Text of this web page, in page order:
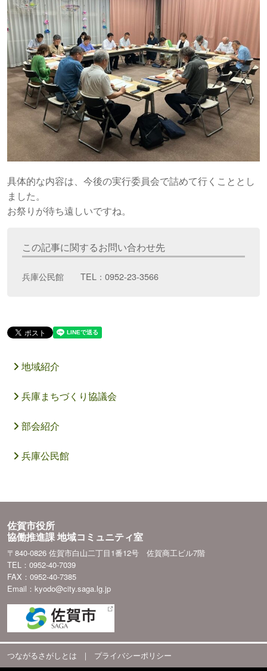
具体的な内容は、今後の実行委員会で詰めて行くこととし
ました。
お祭りが待ち遠しいですね。
この記事に関するお問い合わせ先
兵庫公民館 TEL：0952-23-3566
地域紹介
兵庫まちづくり協議会
部会紹介
兵庫公民館
佐賀市役所
協働推進課 地域コミュニティ室
〒840-0826 佐賀市白山二丁目1番12号 佐賀商工ビル7階
TEL：0952-40-7039
FAX：0952-40-7385
Email：kyodo@city.saga.lg.jp
つながるさがしとは ｜ プライバシーポリシー